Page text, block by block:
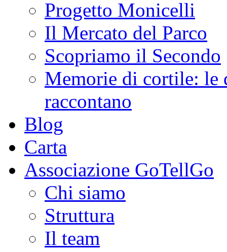
Progetto Monicelli
Il Mercato del Parco
Scopriamo il Secondo
Memorie di cortile: le
raccontano
Blog
Carta
Associazione GoTellGo
Chi siamo
Struttura
Il team